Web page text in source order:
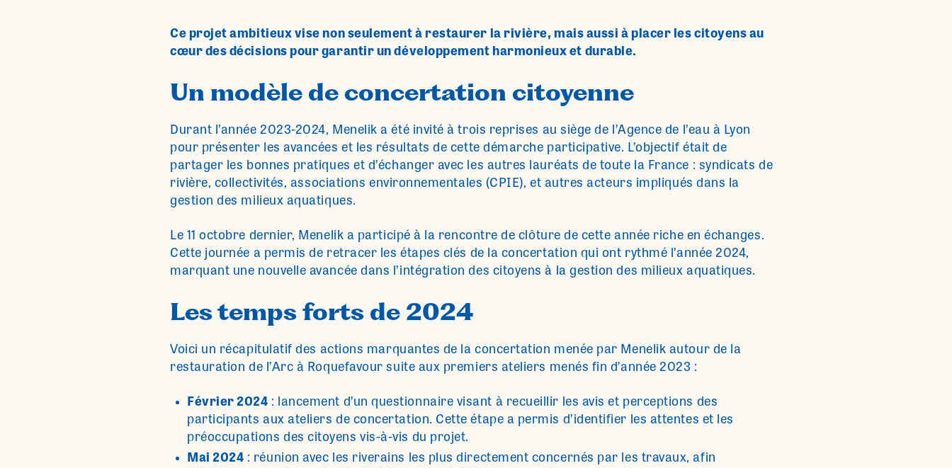
Ce projet ambitieux vise non seulement à restaurer la rivière, mais aussi à placer les citoyens au
cœur des décisions pour garantir un développement harmonieux et durable.
Un modèle de concertation citoyenne
Durant l’année 2023-2024, Menelik a été invité à trois reprises au siège de l’Agence de l’eau à Lyon
pour présenter les avancées et les résultats de cette démarche participative. L’objectif était de
partager les bonnes pratiques et d’échanger avec les autres lauréats de toute la France : syndicats de
rivière, collectivités, associations environnementales (CPIE), et autres acteurs impliqués dans la
gestion des milieux aquatiques.
Le 11 octobre dernier, Menelik a participé à la rencontre de clôture de cette année riche en échanges.
Cette journée a permis de retracer les étapes clés de la concertation qui ont rythmé l’année 2024,
marquant une nouvelle avancée dans l’intégration des citoyens à la gestion des milieux aquatiques.
Les temps forts de 2024
Voici un récapitulatif des actions marquantes de la concertation menée par Menelik autour de la
restauration de l’Arc à Roquefavour suite aux premiers ateliers menés fin d’année 2023 :
Février 2024 : lancement d’un questionnaire visant à recueillir les avis et perceptions des
participants aux ateliers de concertation. Cette étape a permis d’identifier les attentes et les
préoccupations des citoyens vis-à-vis du projet.
Mai 2024 : réunion avec les riverains les plus directement concernés par les travaux, afin